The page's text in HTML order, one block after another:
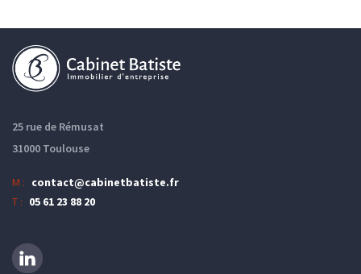
25 rue de Rémusat
31000 Toulouse
M : contact@cabinetbatiste.fr
T : 05 61 23 88 20